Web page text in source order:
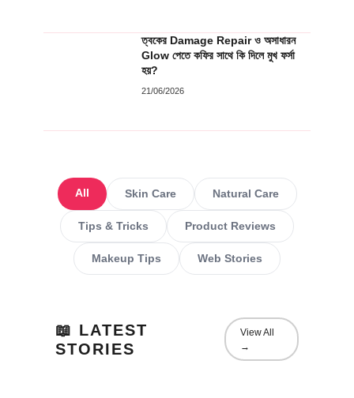
ত্বকের Damage Repair ও অসাধারন
Glow পেতে কফির সাথে কি দিলে মুখ ফর্সা
হয়?
21/06/2026
All Skin Care Natural Care
Tips & Tricks Product Reviews
Makeup Tips Web Stories
📖 LATEST
STORIES
View All
→